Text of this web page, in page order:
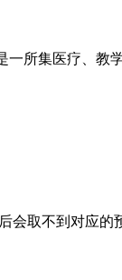
所集医疗、教
会取不到对应的